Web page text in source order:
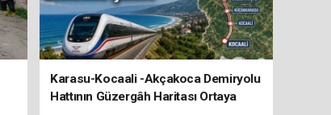
Karasu-Kocaali -Akçakoca Demiryolu
Hattının Güzergâh Haritası Ortaya